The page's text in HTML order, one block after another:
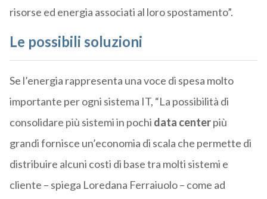
risorse ed energia associati al loro spostamento”.
Le possibili soluzioni
Se l’energia rappresenta una voce di spesa molto
importante per ogni sistema IT, “La possibilità di
consolidare più sistemi in pochi data centerpiù
grandi fornisce un’economia di scala che permette di
distribuire alcuni costi di base tra molti sistemi e
cliente – spiega Loredana Ferraiuolo – come ad